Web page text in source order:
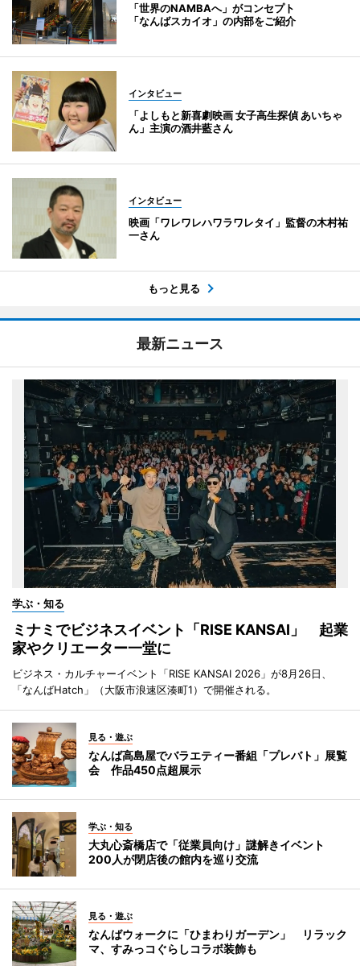
「世界のNAMBAへ」がコンセプト
「なんばスカイオ」の内部をご紹介
インタビュー
「よしもと新喜劇映画 女子高生探偵 あいちゃ
ん」主演の酒井藍さん
インタビュー
映画「ワレワレハワラワレタイ」監督の木村祐
一さん
もっと見る
最新ニュース
学ぶ・知る
ミナミでビジネスイベント「RISE KANSAI」 起業
家やクリエーター一堂に
ビジネス・カルチャーイベント「RISE KANSAI 2026」が8月26日、
「なんばHatch」（大阪市浪速区湊町1）で開催される。
見る・遊ぶ
なんば高島屋でバラエティー番組「プレバト」展覧
会 作品450点超展示
学ぶ・知る
大丸心斎橋店で「従業員向け」謎解きイベント
200人が閉店後の館内を巡り交流
見る・遊ぶ
なんばウォークに「ひまわりガーデン」 リラック
マ、すみっコぐらしコラボ装飾も